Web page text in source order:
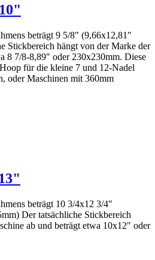
beträgt 9 5/8″ (9,66x12,81″
Stickbereich hängt von der Marke der
8 7/8-8,89″ oder 230x230mm. Diese
für die kleine 7 und 12-Nadel
oder Maschinen mit 360mm
beträgt 10 3/4x12 3/4″
Der tatsächliche Stickbereich
ab und beträgt etwa 10x12″ oder